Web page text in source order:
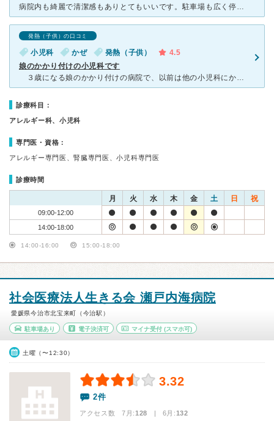
病院内も綺麗で清潔感もありとてもいいです。駐車場も広く停めやすいと思います。 先生も子ども達に優しくきちんと丁寧に説明してくださるので安心して見てもらってます。 予約もネットでできますし、薬局もド
発熱（子供）の口コミ
小児科 かぜ 発熱（子供）
4.5
娘のかかり付けの小児科です
３歳になる娘のかかり付けの病院で、以前は他の小児科にかかっていましたが、引越した関係で近所にあるこの病院にお世話になっています。 ６０～７０歳の男性の先生で、やさしい温和な感じの方です。待合所は広す
診療科目：
アレルギー科、小児科
専門医・資格：
アレルギー専門医、腎臓専門医、小児科専門医
診療時間
月 火 水 木 金 土 日 祝
09:00-12:00
14:00-18:00
14:00-16:00 15:00-18:00
社会医療法人生きる会 瀬戸内海病院
愛媛県今治市北宝来町（今治駅）
駐車場あり 電子決済可 マイナ受付 (スマホ可)
土曜（〜12:30）
3.32
2件
アクセス数 7月:128 | 6月:132